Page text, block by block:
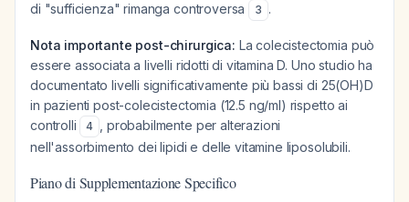
di "sufficienza" rimanga controversa
3 .
Nota importante post-chirurgica: La colecistectomia può
essere associata a livelli ridotti di vitamina D. Uno studio ha
documentato livelli significativamente più bassi di 25(OH)D
in pazienti post-colecistectomia (12.5 ng/ml) rispetto ai
controlli
4
, probabilmente per alterazioni
nell'assorbimento dei lipidi e delle vitamine liposolubili.
Piano di Supplementazione Specifico